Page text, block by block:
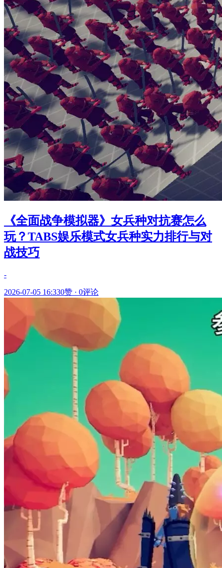
《全面战争模拟器》女兵种对抗赛怎么
玩？TABS娱乐模式女兵种实力排行与对
战技巧
-
2026-07-05 16:330赞 · 0评论